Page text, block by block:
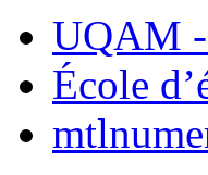
UQAM -
École